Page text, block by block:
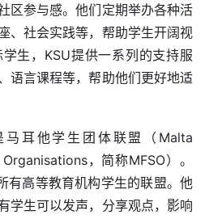
区参与感。他们定期举办各种活
、社会实践等，帮助学生开阔视
生，KSU提供一系列的支持服
语言课程等，帮助他们更好地适
耳他学生团体联盟（Malta
，简称MFSO）。
有高等教育机构学生的联盟。他
学生可以发声，分享观点，影响